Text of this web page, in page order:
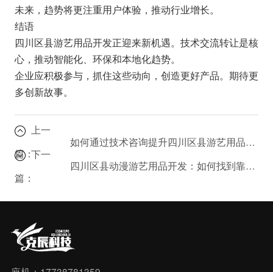
未来，趋势将更注重用户体验，推动行业增长。
结语
四川区县游艺用品开发正迎来新机遇。技术交流转让是核
心，推动智能化、环保和本地化趋势。
企业应积极参与，抓住这些动向，创造更好产品。期待更
多创新故事。
上一
篇：
如何通过技术咨询提升四川区县游艺用品开发效率？
下一
篇：
四川区县动漫游艺用品开发：如何找到靠谱的技术支持？